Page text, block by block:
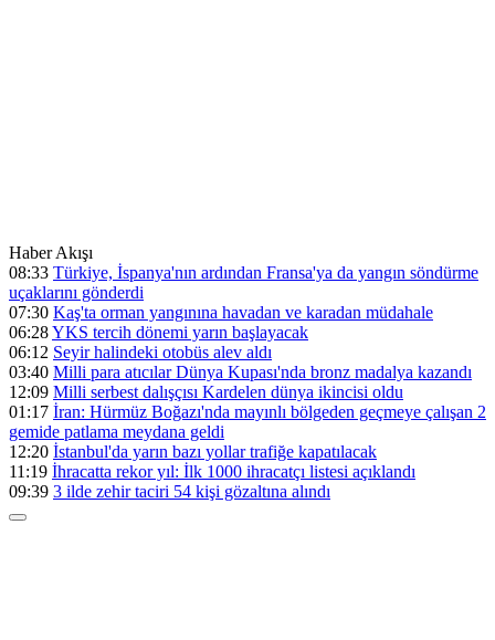
Haber Akışı
08:33 Türkiye, İspanya'nın ardından Fransa'ya da yangın söndürme
uçaklarını gönderdi
07:30 Kaş'ta orman yangınına havadan ve karadan müdahale
06:28YKS tercih dönemi yarın başlayacak
06:12 Seyir halindeki otobüs alev aldı
03:40 Milli para atıcılar Dünya Kupası'nda bronz madalya kazandı
12:09 Milli serbest dalışçısı Kardelen dünya ikincisi oldu
01:17 İran: Hürmüz Boğazı'nda mayınlı bölgeden geçmeye çalışan 2
gemide patlama meydana geldi
12:20 İstanbul'da yarın bazı yollar trafiğe kapatılacak
11:19 İhracatta rekor yıl: İlk 1000 ihracatçı listesi açıklandı
09:39 3 ilde zehir taciri 54 kişi gözaltına alındı